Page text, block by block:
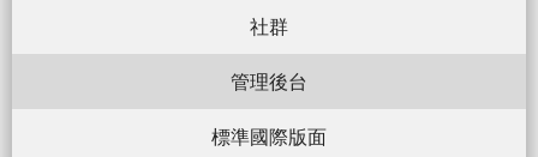
社群
管理後台
標準國際版面